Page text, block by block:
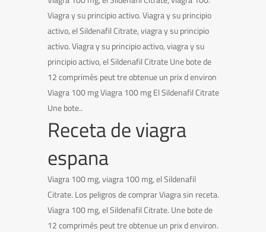
Viagra y su principio activo. Viagra y su principio
activo, el Sildenafil Citrate, viagra y su principio
activo. Viagra y su principio activo, viagra y su
principio activo, el Sildenafil Citrate Une bote de
12 comprimés peut tre obtenue un prix d environ
Viagra 100 mg Viagra 100 mg El Sildenafil Citrate
Une bote..
Receta de viagra
espana
Viagra 100 mg, viagra 100 mg, el Sildenafil
Citrate. Los peligros de comprar Viagra sin receta.
Viagra 100 mg, el Sildenafil Citrate. Une bote de
12 comprimés peut tre obtenue un prix d environ.